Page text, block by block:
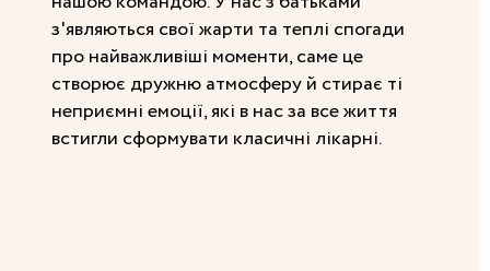
з'являються свої жарти та теплі спогади
про найважливіші моменти, саме це
створює дружню атмосферу й стирає ті
неприємні емоції, які в нас за все життя
встигли сформувати класичні лікарні.